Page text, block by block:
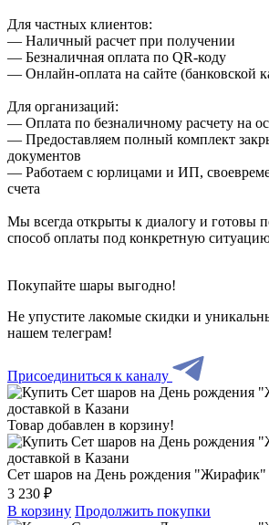
Для частных клиентов:
— Наличный расчет при получении
— Безналичная оплата по QR-коду
— Онлайн-оплата на сайте (банковской
Для организаций:
— Оплата по безналичному расчету на
— Предоставляем полный комплект
документов
— Работаем с юрлицами и ИП,
счета
Мы всегда открыты к диалогу и готовы
способ оплаты под конкретную
Покупайте шары выгодно!
Не упустите лакомые скидки и
нашем телеграм!
Присоединиться к каналу
Товар добавлен в корзину!
Сет шаров на День рождения "Жирафик"
3 230 ₽
В корзину Продолжить покупки